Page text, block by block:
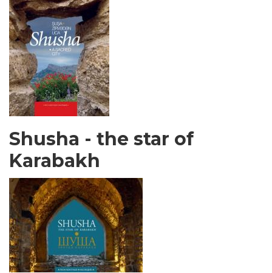
Shusha - the star of
Karabakh